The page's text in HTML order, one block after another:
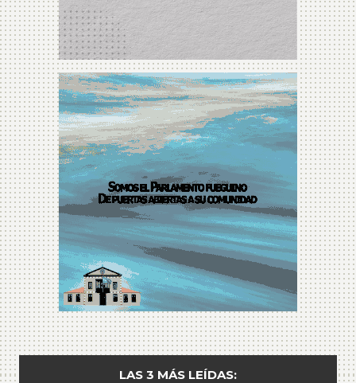
LAS 3 MÁS LEÍDAS: